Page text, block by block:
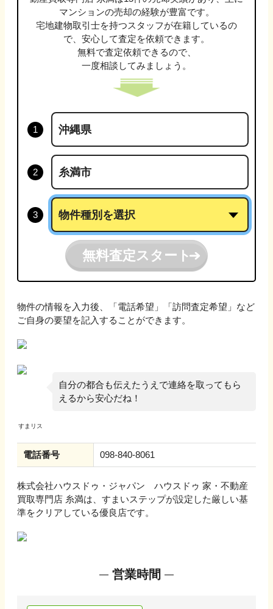
マンションの売却の経験が豊富です。
宅地建物取引士を持つスタッフが在籍しているの
で、安心して査定を依頼できます。
無料で査定依頼できるので、
一度相談してみましょう。
無料査定スタート
物件の情報を入力後、「電話希望」「訪問査定希望」など
ご自身の要望を記入することができます。
自分の都合も伝えたうえで連絡を取ってもら
えるから安心だね！
電話番号 098-840-8061
株式会社ハウスドゥ・ジャパン ハウスドゥ 家・不動産
買取専門店 糸満は、すまいステップが設定した厳しい基
準をクリアしている優良店です。
営業時間